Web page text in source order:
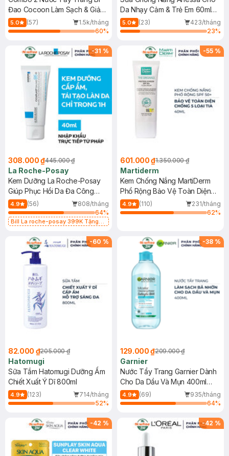
Đao Cocoon Làm Sạch & Giảm
Dầu 500ml
5.0 (57)
1.5k/tháng
60%
Da Nhạy Cảm & Trẻ Em 60ml
(Mới)
5.0 (23)
423/tháng
23%
-31 %
308.000 ₫445.000 ₫
La Roche-Posay
Kem Dưỡng La Roche-Posay
Giúp Phục Hồi Da Đa Công
Dụng 40ml
4.9 (56)
808/tháng
64%
Bill La roche-posay 399K Tặng
(SL có hạn)
-55 %
601.000 ₫1.350.000 ₫
Martiderm
Kem Chống Nắng MartiDerm
Phổ Rộng Bảo Vệ Toàn Diện
40ml
4.9 (110)
231/tháng
62%
-60 %
82.000 ₫205.000 ₫
Hatomugi
Sữa Tắm Hatomugi Dưỡng Ẩm
Chiết Xuất Ý Dĩ 800ml
4.9 (123)
714/tháng
52%
-38 %
129.000 ₫209.000 ₫
Garnier
Nước Tẩy Trang Garnier Dành
Cho Da Dầu Và Mụn 400ml
(Mới)
4.9 (69)
935/tháng
64%
-42 % -42 %